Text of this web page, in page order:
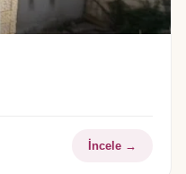
İncele →